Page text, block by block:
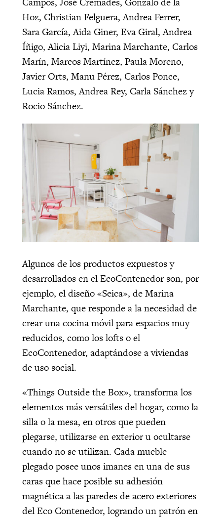
Hoz, Christian Felguera, Andrea Ferrer,
Sara García, Aida Giner, Eva Giral, Andrea
Íñigo, Alicia Liyi, Marina Marchante, Carlos
Marín, Marcos Martínez, Paula Moreno,
Javier Orts, Manu Pérez, Carlos Ponce,
Lucia Ramos, Andrea Rey, Carla Sánchez y
Rocio Sánchez.
Algunos de los productos expuestos y
desarrollados en el EcoContenedor son, por
ejemplo, el diseño «Seica», de Marina
Marchante, que responde a la necesidad de
crear una cocina móvil para espacios muy
reducidos, como los lofts o el
EcoContenedor, adaptándose a viviendas
de uso social.
«Things Outside the Box», transforma los
elementos más versátiles del hogar, como la
silla o la mesa, en otros que pueden
plegarse, utilizarse en exterior u ocultarse
cuando no se utilizan. Cada mueble
plegado posee unos imanes en una de sus
caras que hace posible su adhesión
magnética a las paredes de acero exteriores
del Eco Contenedor, logrando un patrón en